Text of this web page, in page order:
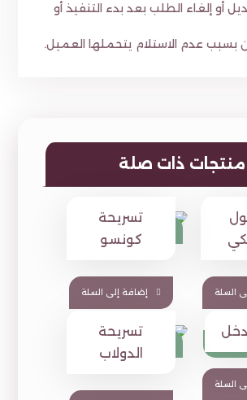
أو إلغاء الطلب بعد بدء التنفيذ أو
بسبب عدم الاستلام يتحملها العميل.
منتجات ذات صلة
السلة
تسريحة
كونسو
⃁
949
إضافة إلى السلة
السلة
تسريحة
الدولاب
⃁
1,449